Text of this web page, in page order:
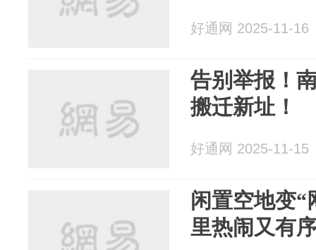
好通网 2025-11-16
告别举报！
搬迁新址！
好通网 2025-11-15
闲置空地变“
里热闹又有